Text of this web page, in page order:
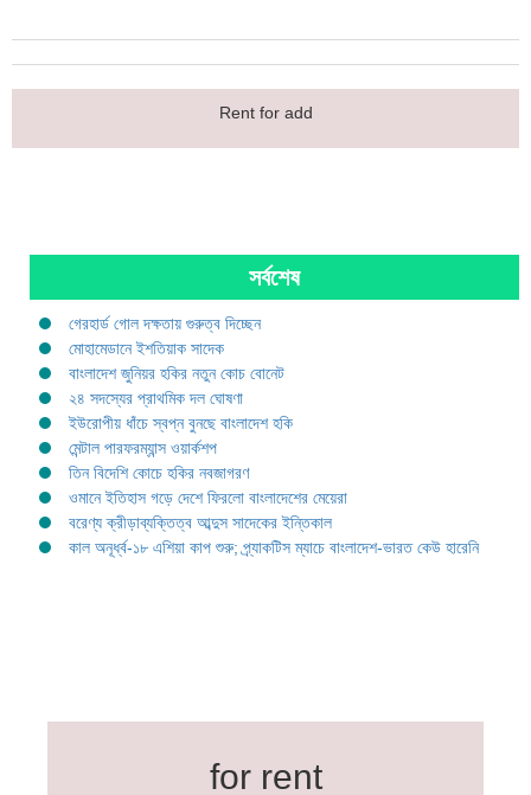
Rent for add
সর্বশেষ
গেরহার্ড গোল দক্ষতায় গুরুত্ব দিচ্ছেন
মোহামেডানে ইশতিয়াক সাদেক
বাংলাদেশ জুনিয়র হকির নতুন কোচ বোনেট
২৪ সদস্যের প্রাথমিক দল ঘোষণা
ইউরোপীয় ধাঁচে স্বপ্ন বুনছে বাংলাদেশ হকি
মেন্টাল পারফরম্যান্স ওয়ার্কশপ
তিন বিদেশি কোচে হকির নবজাগরণ
ওমানে ইতিহাস গড়ে দেশে ফিরলো বাংলাদেশের মেয়েরা
বরেণ্য ক্রীড়াব্যক্তিত্ব আব্দুস সাদেকের ইন্তিকাল
কাল অনূর্ধ্ব-১৮ এশিয়া কাপ শুরু; প্র্যাকটিস ম্যাচে বাংলাদেশ-ভারত কেউ হারেনি
for rent